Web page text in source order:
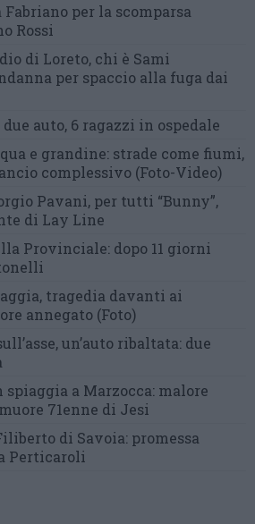
Fabriano per la scomparsa
Rossi
di Loreto, chi è Sami
per spaccio alla fuga dai
auto, 6 ragazzi in ospedale
e grandine: strade come fiumi,
complessivo (Foto-Video)
Pavani, per tutti “Bunny”,
di Lay Line
Provinciale: dopo 11 giorni
tragedia davanti ai
annegato (Foto)
un’auto ribaltata: due
spiaggia a Marzocca: malore
muore 71enne di Jesi
di Savoia: promessa
Perticaroli